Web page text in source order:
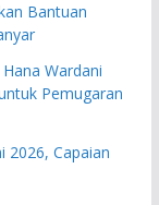
Bantuan
Wardani
Pemugaran
2026, Capaian